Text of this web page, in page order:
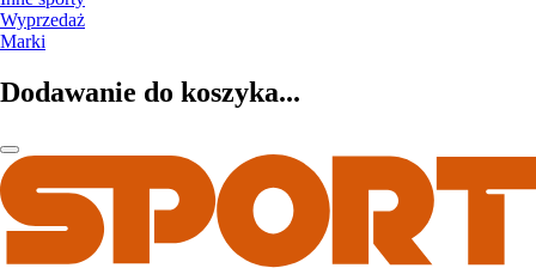
Wyprzedaż
Marki
Dodawanie do koszyka...